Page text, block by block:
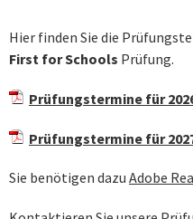
Hier finden Sie die
First for Schools Prüfung.
Prüfungstermine für
Prüfungstermine für
Sie benötigen dazu Adobe